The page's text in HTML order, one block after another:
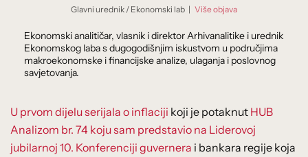
Glavni urednik / Ekonomski lab | Više objava
Ekonomski analitičar, vlasnik i direktor Arhivanalitike i urednik
Ekonomskog laba s dugogodišnjim iskustvom u područjima
makroekonomske i financijske analize, ulaganja i poslovnog
savjetovanja.
U prvom dijelu serijala o inflaciji koji je potaknut HUB
Analizom br. 74 koju sam predstavio na Liderovoj
jubilarnoj 10. Konferenciji guvernera i bankara regije koja